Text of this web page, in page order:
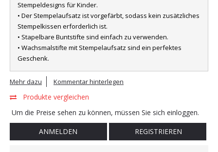
Stempeldesigns für Kinder.
• Der Stempelaufsatz ist vorgefärbt, sodass kein zusätzliches
Stempelkissen erforderlich ist.
• Stapelbare Buntstifte sind einfach zu verwenden.
• Wachsmalstifte mit Stempelaufsatz sind ein perfektes
Geschenk.
Mehr dazu Kommentar hinterlegen
Produkte vergleichen
Um die Preise sehen zu können, müssen Sie sich einloggen.
ANMELDEN REGISTRIEREN